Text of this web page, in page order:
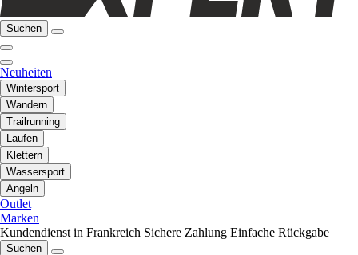
Suchen
Neuheiten
Wintersport
Wandern
Trailrunning
Laufen
Klettern
Wassersport
Angeln
Outlet
Marken
Kundendienst in Frankreich Sichere Zahlung Einfache Rückgabe
Suchen